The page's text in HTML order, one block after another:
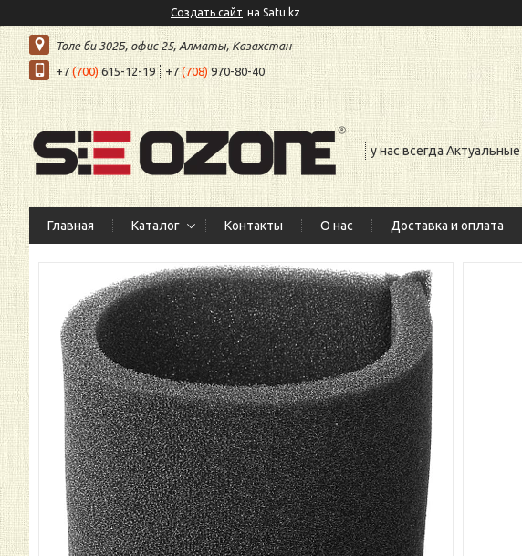
Создать сайт на Satu.kz
Толе би 302Б, офис 25, Алматы, Казахстан
+7 (700)615-12-19 +7(708) 970-80-40
у нас всегда
Главная Каталог Контакты О нас Доставка и оплата